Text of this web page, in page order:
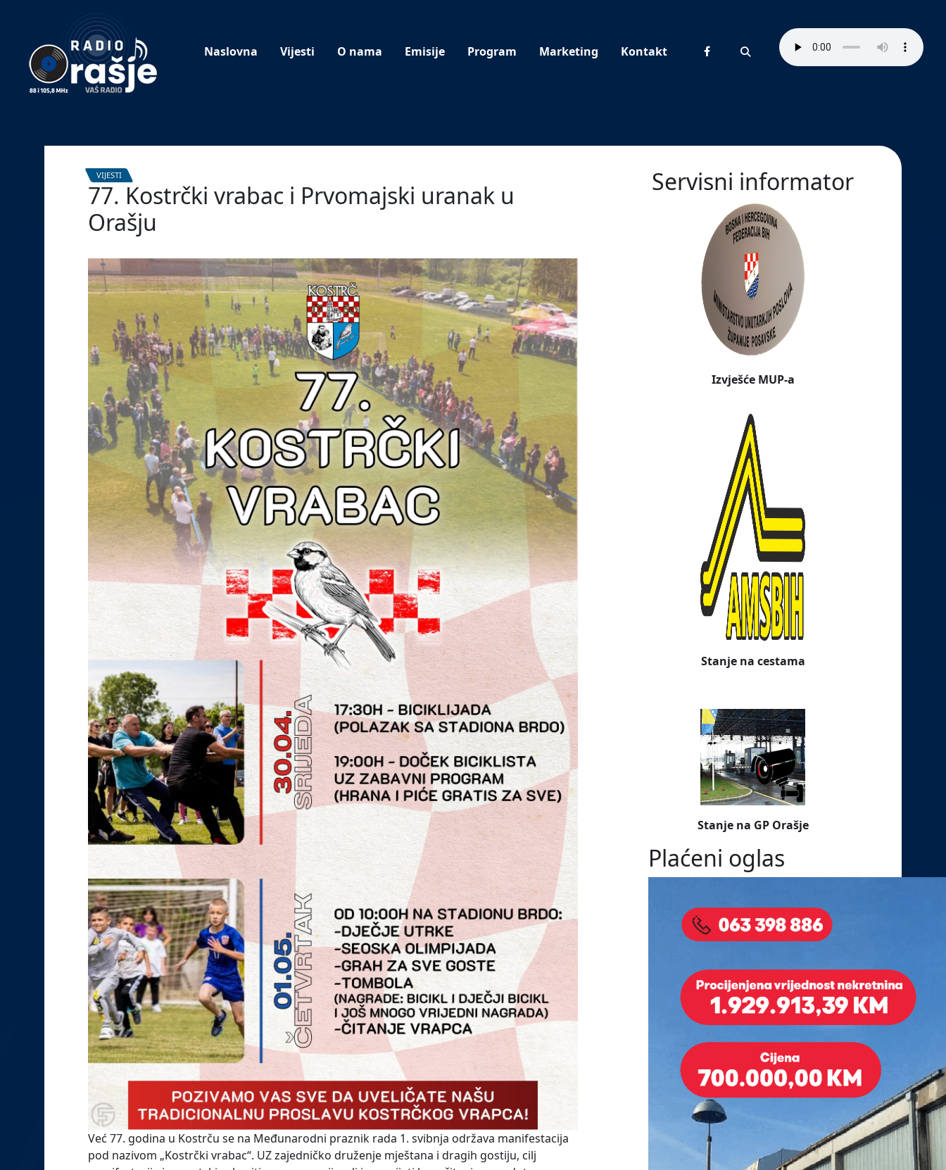
website!
Naslovna Vijesti O nama Emisije Program Marketing Kontakt
VIJESTI
77. Kostrčki vrabac i Prvomajski uranak u
Orašju
Već 77. godina u Kostrču se na Međunarodni praznik rada 1. svibnja održava manifestacija
pod nazivom „Kostrčki vrabac“. UZ zajedničko druženje mještana i dragih gostiju, cilj
Servisni informator
Izvješće MUP-a
Stanje na cestama
Stanje na GP Orašje
Plaćeni oglas